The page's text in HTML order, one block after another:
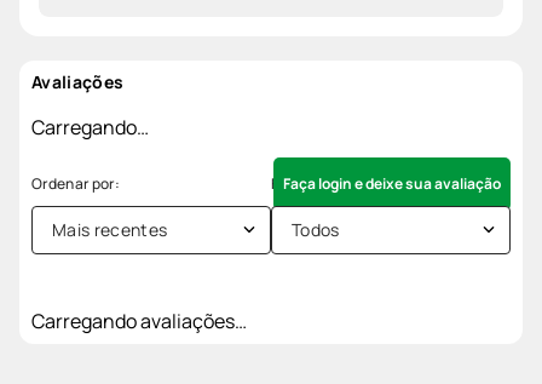
Avaliações
Carregando…
Faça login e deixe sua avaliação
Mais recentes Todos
Carregando avaliações…